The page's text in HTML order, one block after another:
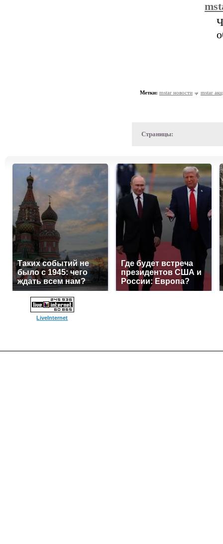
Метки: mstar новости mstar
Страницы:
Таких событий не
было с 1945: чего
ждать всем нам?
Где будет встреча
президентов США и
России: Европа?
LiveInternet